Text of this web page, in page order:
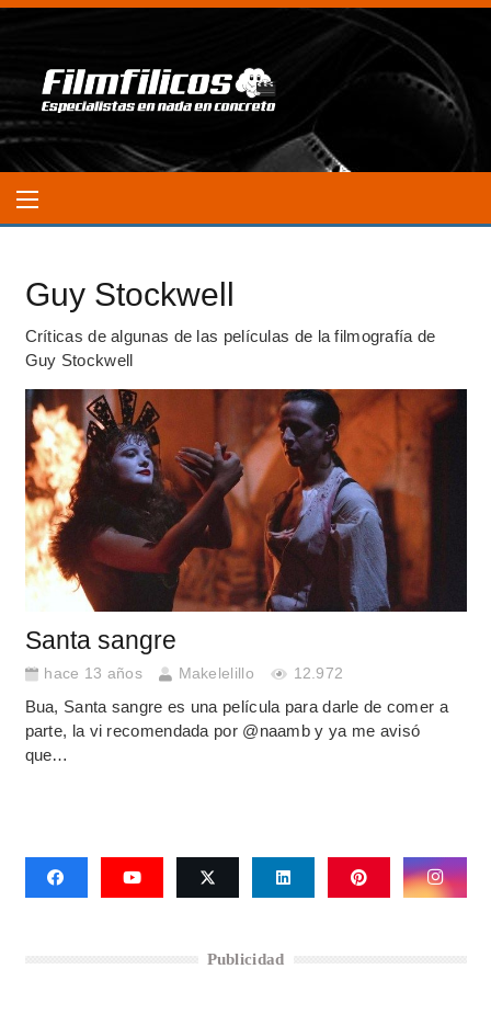
Guy Stockwell
Críticas de algunas de las películas de la filmografía de
Guy Stockwell
Santa sangre
hace 13 años Makelelillo 12.972
Bua, Santa sangre es una película para darle de comer a
parte, la vi recomendada por @naamb y ya me avisó
que…
Publicidad